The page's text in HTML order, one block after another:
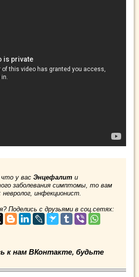
у вас Энцефалит и
заболевания симптомы, то вам
инфекционист.
Поделись с друзьями в соц.сетях:
к нам ВКонтакте, будьте